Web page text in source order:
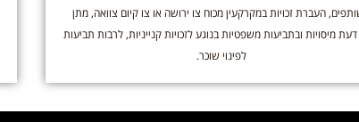
העברת זכויות במקרקעין מכוח צו ירושה או צו קיום צוואה, מתן
מיסויות ובתביעות משפטיות בנוגע לזכויות קנייניות, לרבות תביעות
לפינוי שוכר.